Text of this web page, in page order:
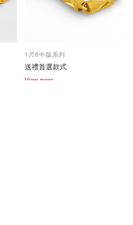
1尺6中版系列
送禮首選款式
View more